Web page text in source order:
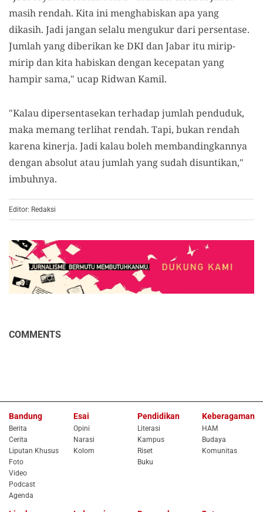
masih rendah. Kita ini menghabiskan apa yang
dikasih. Jadi jangan selalu mengukur dari persentase.
Jumlah yang diberikan ke DKI dan Jabar itu mirip-
mirip dan kita habiskan dengan kecepatan yang
hampir sama," ucap Ridwan Kamil.
"Kalau dipersentasekan terhadap jumlah penduduk,
maka memang terlihat rendah. Tapi, bukan rendah
karena kinerja. Jadi kalau boleh membandingkannya
dengan absolut atau jumlah yang sudah disuntikan,"
imbuhnya.
Editor: Redaksi
COMMENTS
Bandung
Berita
Cerita
Liputan Khusus
Foto
Video
Podcast
Agenda
Esai
Opini
Narasi
Kolom
Pendidikan
Literasi
Kampus
Riset
Buku
Keberagaman
HAM
Budaya
Komunitas